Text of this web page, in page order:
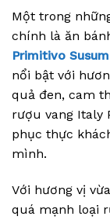
Một trong
chính là ăn
Primitivo
nổi bật với
quả đen, cam
rượu vang Italy
phục thực
mình.
Với hương vị
quá mạnh loại